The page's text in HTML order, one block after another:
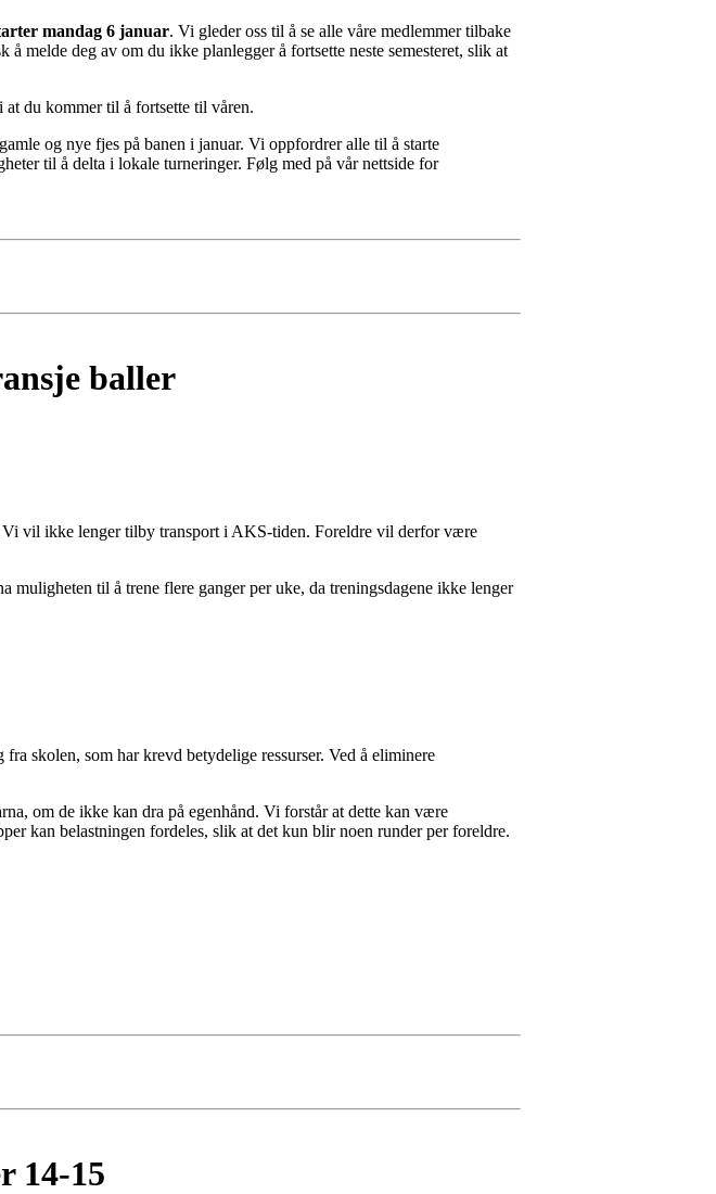
mandag 6 januar. Vi gleder oss til å se alle våre medlemmer tilbake
melde deg av om du ikke planlegger å fortsette neste semesteret, slik at
du kommer til å fortsette til våren.
og nye fjes på banen i januar. Vi oppfordrer alle til å starte
til å delta i lokale turneringer. Følg med på vår nettside for
baller
vil ikke lenger tilby transport i AKS-tiden. Foreldre vil derfor være
til å trene flere ganger per uke, da treningsdagene ikke lenger
skolen, som har krevd betydelige ressurser. Ved å eliminere
om de ikke kan dra på egenhånd. Vi forstår at dette kan være
kan belastningen fordeles, slik at det kun blir noen runder per foreldre.
14-15